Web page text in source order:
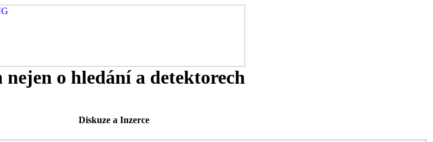
o hledání a detektorech
Diskuze a Inzerce